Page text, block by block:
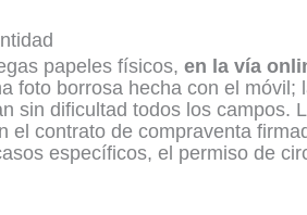
papeles físicos, en la vía
foto borrosa hecha con el móvil;
sin dificultad todos los campos.
el contrato de compraventa
específicos, el permiso de